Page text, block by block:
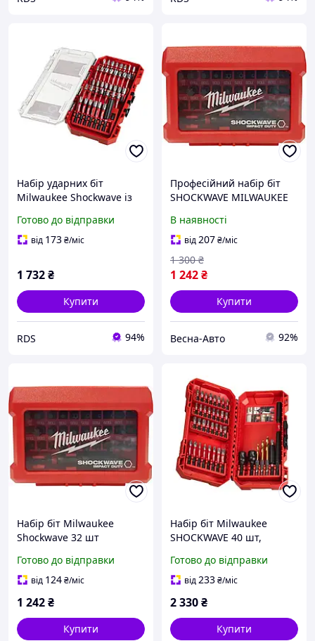
Набір ударних біт
Milwaukee Shockwave із
Готово до відправки
від 173₴/міс
1 732₴
Купити
RDS 94%
Професійний набір біт
SHOCKWAVE MILWAUKEE
В наявності
від207₴/міс
1 242₴
1 300 ₴
Купити
Весна-Авто 92%
Набір біт Milwaukee
Shockwave 32 шт
Готово до відправки
від 124₴/міс
1 242₴
Купити
Набір біт Milwaukee
SHOCKWAVE 40 шт,
Готово до відправки
від233₴/міс
2 330₴
Купити